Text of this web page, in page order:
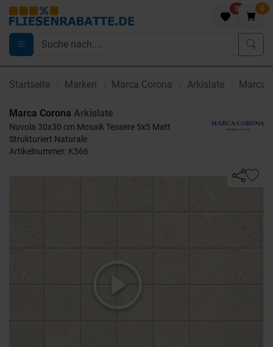
0 0
Startseite Marken Marca Corona Arkislate Marca
Marca Corona Arkislate
Nuvola 30x30 cm Mosaik Tessere 5x5 Matt
Strukturiert Naturale
Artikelnummer: K566